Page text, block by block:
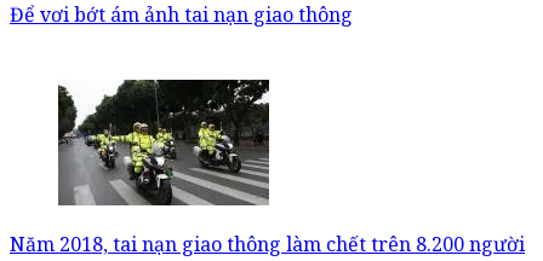
Để vơi bớt ám ảnh tai nạn giao thông
Năm 2018, tai nạn giao thông làm chết trên 8.200 người